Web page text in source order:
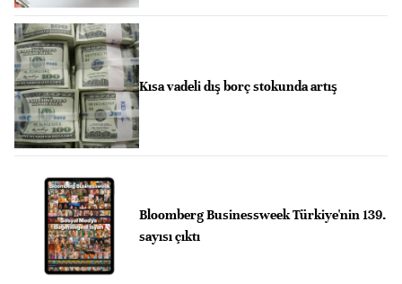
Kısa vadeli dış borç stokunda artış
Bloomberg Businessweek Türkiye'nin 139.
sayısı çıktı